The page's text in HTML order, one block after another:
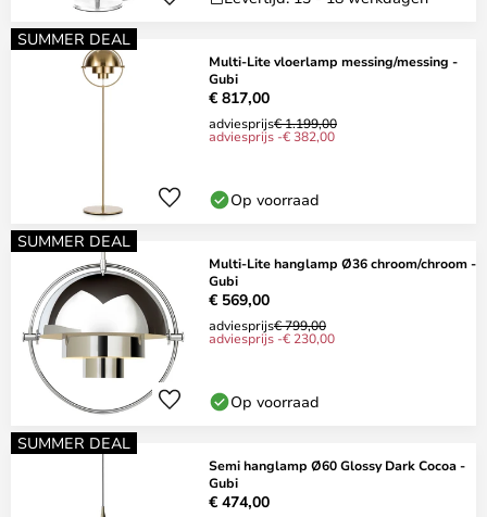
SUMMER DEAL
Multi-Lite vloerlamp messing/messing -
Gubi
€ 817,00
adviesprijs€ 1.199,00
adviesprijs -€ 382,00
Op voorraad
SUMMER DEAL
Multi-Lite hanglamp Ø36 chroom/chroom -
Gubi
€ 569,00
adviesprijs€ 799,00
adviesprijs -€ 230,00
Op voorraad
SUMMER DEAL
Semi hanglamp Ø60 Glossy Dark Cocoa -
Gubi
€ 474,00